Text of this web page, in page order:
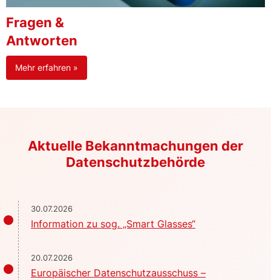
Fragen &
Antworten
Mehr erfahren »
Aktuelle Bekanntmachungen der
Datenschutzbehörde
30.07.2026
Information zu sog. „Smart Glasses“
20.07.2026
Europäischer Datenschutzausschuss –